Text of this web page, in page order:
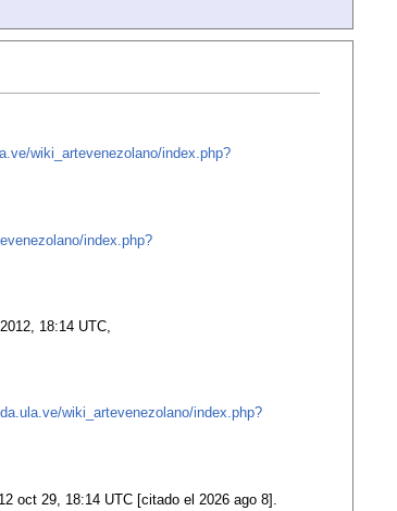
wiki_artevenezolano/index.php?
index.php?
18:14 UTC,
wiki_artevenezolano/index.php?
oct 29, 18:14 UTC [citado el 2026 ago 8].